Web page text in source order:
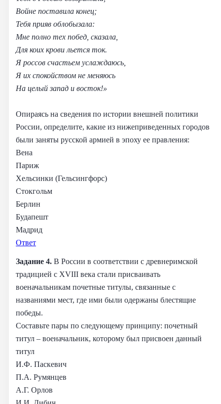
Войне поставила конец;
Тебя прияв облобызала:
Мне полно тех побед, сказала,
Для коих крови льется ток.
Я россов счастьем услаждаюсь,
Я их спокойством не меняюсь
На целый запад и восток!»
Опираясь на сведения по истории внешней политики
России, определите, какие из нижеприведенных городов
были заняты русской армией в эпоху ее правления:
Вена
Париж
Хельсинки (Гельсингфорс)
Стокгольм
Берлин
Будапешт
Мадрид
Ответ
Задание 4. В России в соответствии с древнеримской
традицией с XVIII века стали присваивать
военачальникам почетные титулы, связанные с
названиями мест, где ими были одержаны блестящие
победы.
Составьте пары по следующему принципу: почетный
титул – военачальник, которому был присвоен данный
титул
И.Ф. Паскевич
П.А. Румянцев
А.Г. Орлов